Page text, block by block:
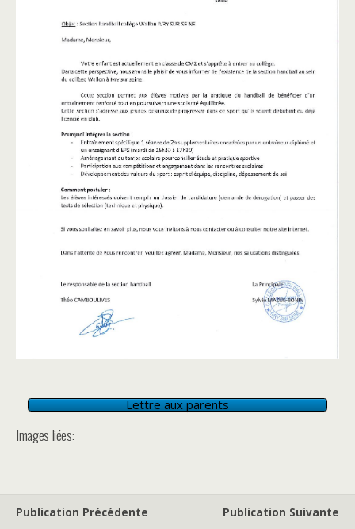
Lettre aux parents
Images liées:
Publication Précédente Publication Suivante